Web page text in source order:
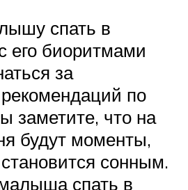
спать в
его биоритмами
за
по
заметите, что на
будут моменты,
сонным.
спать в